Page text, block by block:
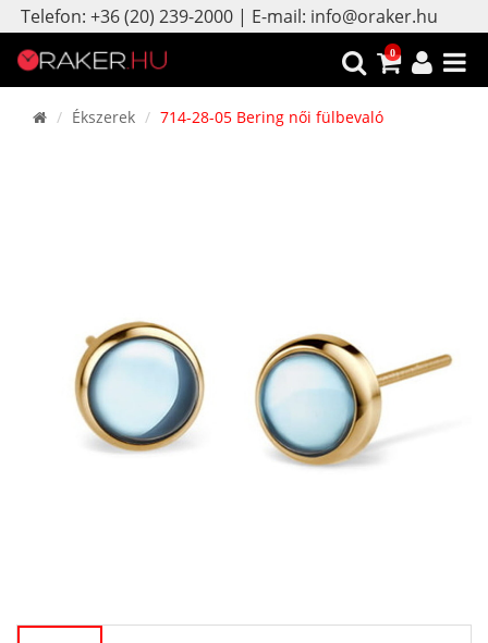
Telefon: +36 (20) 239-2000 | E-mail: info@oraker.hu
0
Ékszerek 714-28-05 Bering női fülbevaló